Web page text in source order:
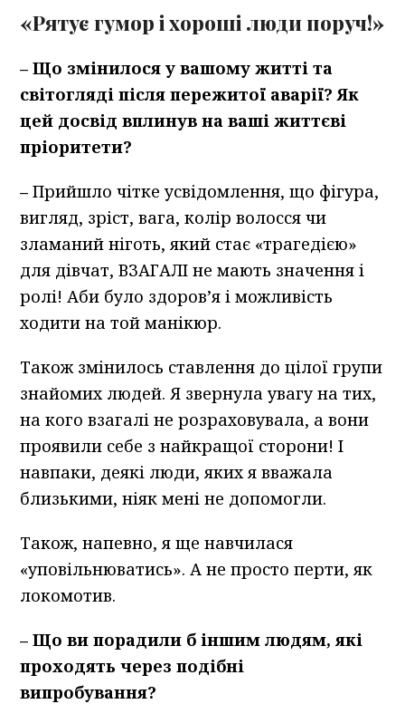
«Рятує гумор і хороші люди поруч!»
– Що змінилося у вашому житті та
світогляді після пережитої аварії? Як
цей досвід вплинув на ваші життєві
пріоритети?
– Прийшло чітке усвідомлення, що фігура,
вигляд, зріст, вага, колір волосся чи
зламаний ніготь, який стає «трагедією»
для дівчат, ВЗАГАЛІ не мають значення і
ролі! Аби було здоров’я і можливість
ходити на той манікюр.
Також змінилось ставлення до цілої групи
знайомих людей. Я звернула увагу на тих,
на кого взагалі не розраховувала, а вони
проявили себе з найкращої сторони! І
навпаки, деякі люди, яких я вважала
близькими, ніяк мені не допомогли.
Також, напевно, я ще навчилася
«уповільнюватись». А не просто перти, як
локомотив.
– Що ви порадили б іншим людям, які
проходять через подібні
випробування?